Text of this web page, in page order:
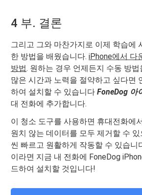
4 부. 결론
그리고 그와 마찬가지로 이제 학습에
한 방법을 배웠습니다.iPhone에서 다
방법. 원하는 경우 언제든지 수동 방
많은 시간과 노력을 절약하고 싶다면
하여 설치할 수 있습니다FoneDog 아
대 전화에 추가합니다.
이 청소 도구를 사용하면 휴대전화에
원치 않는 데이터를 모두 제거할 수
씬 빠르고 원활하게 작동할 수 있습니
이라면 지금 내 전화에 FoneDog
드하여 설치할 것입니다!